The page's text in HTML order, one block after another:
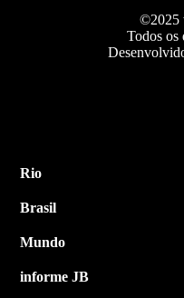
©2025
Todos os
Rio
Brasil
Mundo
informe JB